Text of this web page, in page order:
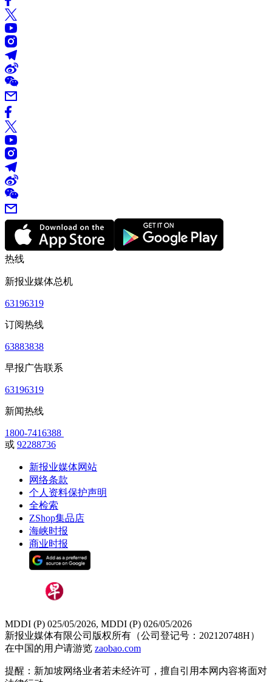
热线
新报业媒体总机
63196319
订阅热线
63883838
早报广告联系
63196319
新闻热线
1800-7416388
或 92288736
新报业媒体网站
网络条款
个人资料保护声明
全检索
ZShop集品店
海峡时报
商业时报
MDDI (P) 025/05/2026, MDDI (P) 026/05/2026
新报业媒体有限公司版权所有（公司登记号：202120748H）
在中国的用户请游览 zaobao.com
提醒：新加坡网络业者若未经许可，擅自引用本网内容将面对